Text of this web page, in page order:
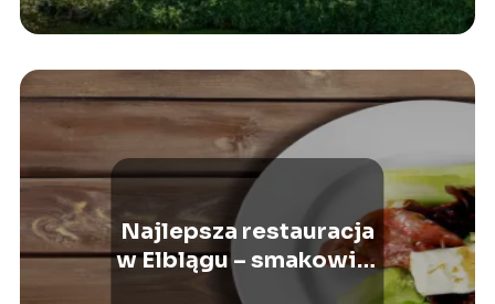
Najlepsza restauracja
w Elblągu – smakowita
podróż po Warmii